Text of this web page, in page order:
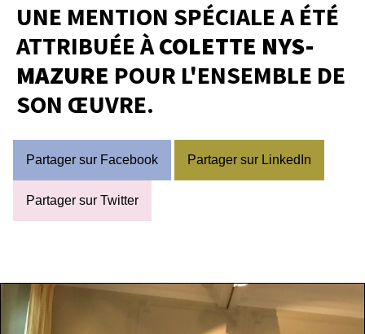
UNE MENTION SPÉCIALE A ÉTÉ
ATTRIBUÉE ÀCOLETTE NYS-
MAZURE POUR L'ENSEMBLE DE
SON ŒUVRE.
Partager sur Facebook Partager sur LinkedIn
Partager sur Twitter